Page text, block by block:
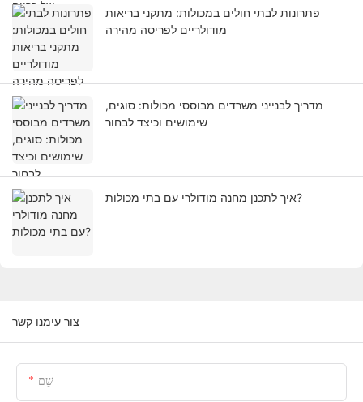
פתרונות לבתי חולים במכולות: מתקני בריאות
מודולריים לפריסה מהירה
מדריך לבנייני משרדים מבוססי מכולות: סוגים,
שימושים וכיצד לבחור
איך לתכנן מחנה מודולרי עם בתי מכולות?
צור עימנו קשר
שֵׁם